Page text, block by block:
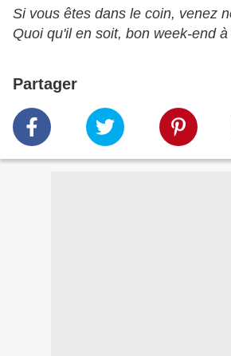
Si vous êtes dans le coin, venez
Quoi qu'il en soit, bon week-end
Partager